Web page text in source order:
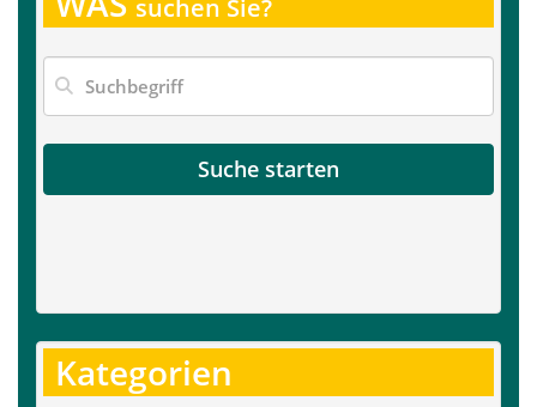
suchen Sie?
Suche starten
Kategorien